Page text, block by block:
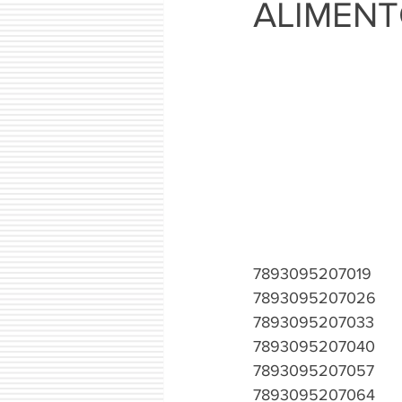
7893095207019
7893095207026
7893095207033
7893095207040
7893095207057
7893095207064